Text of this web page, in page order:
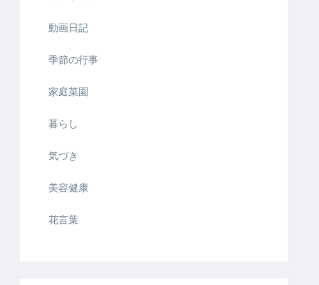
動画日記
季節の行事
家庭菜園
暮らし
気づき
美容健康
花言葉